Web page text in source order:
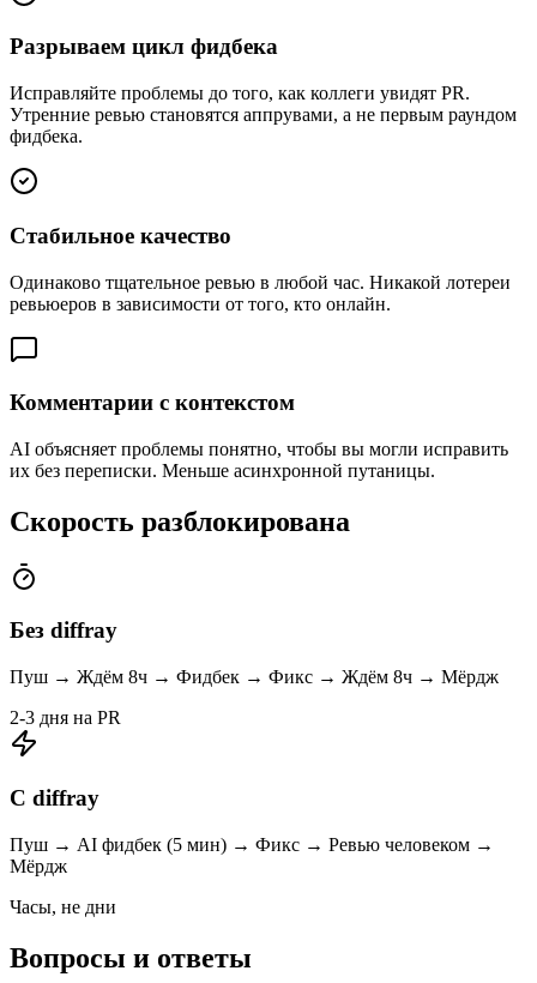
Разрываем цикл фидбека
Исправляйте проблемы до того, как коллеги увидят PR.
Утренние ревью становятся аппрувами, а не первым раундом
фидбека.
Стабильное качество
Одинаково тщательное ревью в любой час. Никакой лотереи
ревьюеров в зависимости от того, кто онлайн.
Комментарии с контекстом
AI объясняет проблемы понятно, чтобы вы могли исправить
их без переписки. Меньше асинхронной путаницы.
Скорость разблокирована
Без diffray
Пуш → Ждём 8ч → Фидбек → Фикс → Ждём 8ч → Мёрдж
2-3 дня на PR
С diffray
Пуш → AI фидбек (5 мин) → Фикс → Ревью человеком →
Мёрдж
Часы, не дни
Вопросы и ответы